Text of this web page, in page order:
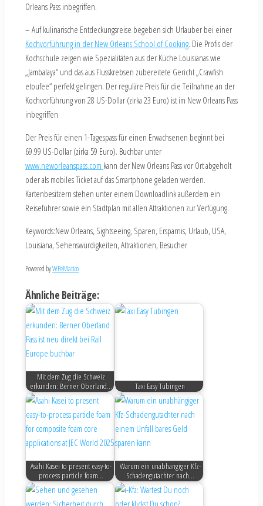
Orleans Pass inbegriffen.
– Auf kulinarische Entdeckungsreise begeben sich Urlauber bei einer
Kochvorführung in der New Orleans School of Cooking. Die Profis der
Kochschule zeigen wie Spezialitäten aus der Küche Louisianas wie
„Jambalaya“ und das aus Flusskrebsen zubereitete Gericht „Crawfish
etoufee“ perfekt gelingen. Der reguläre Preis für die Teilnahme an der
Kochvorführung von 28 US-Dollar (zirka 23 Euro) ist im New Orleans Pass
inbegriffen
Der Preis für einen 1-Tagespass für einen Erwachsenen beginnt bei
69.99 US-Dollar (zirka 59 Euro). Buchbar unter
www.neworleanspass.com kann der New Orleans Pass vor Ort abgeholt
oder als mobiles Ticket auf das Smartphone geladen werden.
Kartenbesitzern stehen unter einem Downloadlink außerdem ein
Reiseführer sowie ein Stadtplan mit allen Attraktionen zur Verfügung.
Keywords:New Orleans, Sightseeing, Sparen, Ersparnis, Urlaub, USA,
Louisiana, Sehenswürdigkeiten, Attraktionen, Besucher
Powered byWPeMatico
Ähnliche Beiträge:
Mit dem Zug die Schweiz
erkunden: Berner Oberland…
Taxi Easy Tübingen
Asahi Kasei to present easy-to-
process particle foam…
Warum ein unabhängiger Kfz-
Schadengutachter nach…